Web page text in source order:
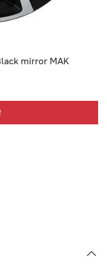
mirror MAK